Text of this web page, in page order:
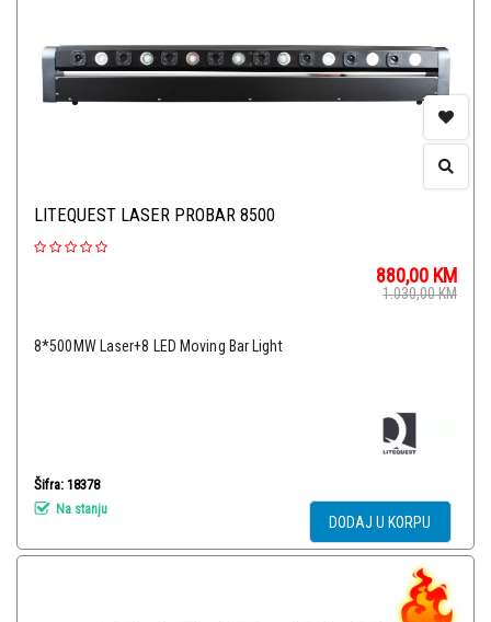
LITEQUEST LASER PROBAR 8500
880,00 KM
1.030,00KM
8*500MW Laser+8 LED Moving Bar Light
Šifra: 18378
Na stanju
DODAJ U KORPU